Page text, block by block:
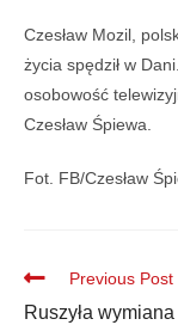
Czesław Mozil,
życia spędził w
osobowość
Czesław Śpiewa.
Fot. FB/Czesław
Previous Post
Ruszyła